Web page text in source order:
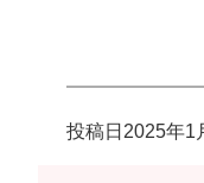
投稿日 2025年1